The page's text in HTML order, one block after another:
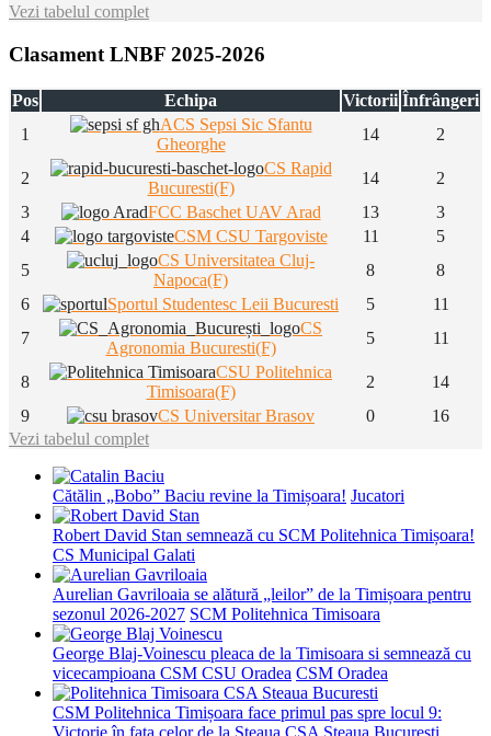
Vezi tabelul complet
Clasament LNBF 2025-2026
Pos Echipa Victorii Înfrângeri
1
ACS Sepsi Sic Sfantu
Gheorghe
14 2
2
CS Rapid
Bucuresti(F)
14
2
3
FCC Baschet UAV Arad 13
3
4
CSM CSU Targoviste 11
5
5
CS Universitatea Cluj-
Napoca(F)
8
8
6
Sportul Studentesc Leii Bucuresti 5
11
7
CS
Agronomia Bucuresti(F)
5 11
8
CSU Politehnica
Timisoara(F)
2
14
9
CS Universitar Brasov 0
16
Vezi tabelul complet
Cătălin „Bobo” Baciu revine la Timișoara! Jucatori
Robert David Stan semnează cu SCM Politehnica Timișoara!
CS Municipal Galati
Aurelian Gavriloaia se alătură „leilor” de la Timișoara pentru
sezonul 2026-2027 SCM Politehnica Timisoara
George Blaj-Voinescu pleaca de la Timisoara si semnează cu
vicecampioana CSM CSU Oradea CSM Oradea
CSM Politehnica Timișoara face primul pas spre locul 9:
Victorie în fața celor de la Steaua CSA Steaua Bucuresti